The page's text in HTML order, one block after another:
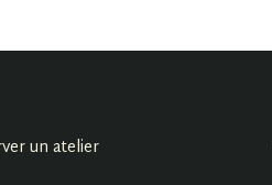
un atelier